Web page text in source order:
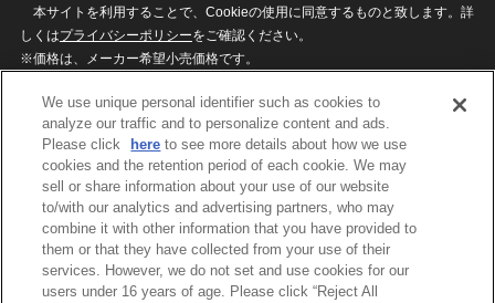
本サイトを利用することで、Cookieの使用に同意するものと致します。詳
しくはプライバシーポリシーをご確認ください。
※価格は、メーカー希望小売価格です。
ざいますのでご了承ください。
privacypolicy
Do Not Sell or Share My
Personal Information
ウェブサイトご利用条件
ソーシャルメディアポリシー
個人情報保護方針
お問い合わせ
We use unique personal identifier such as cookies to
analyze our traffic and to personalize content and ads.
Please click
here to see more details about how we use
cookies and the retention period of each cookie. We may
sell or share information about your use of our website
to/with our analytics and advertising partners, who may
combine it with other information that you have provided to
them or that they have collected from your use of their
services. However, we do not set and use cookies for our
users under 16 years of age. Please click “Reject All